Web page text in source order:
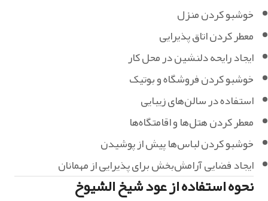
خوشبو کردن منزل
معطر کردن اتاق پذیرایی
ایجاد رایحه دلنشین در محل کار
خوشبو کردن فروشگاه و بوتیک
استفاده در سالن‌های زیبایی
معطر کردن هتل‌ها و اقامتگاه‌ها
خوشبو کردن لباس‌ها پیش از پوشیدن
ایجاد فضایی آرامش‌بخش برای پذیرایی از مهمانان
نحوه استفاده از عود شیخ الشیوخ